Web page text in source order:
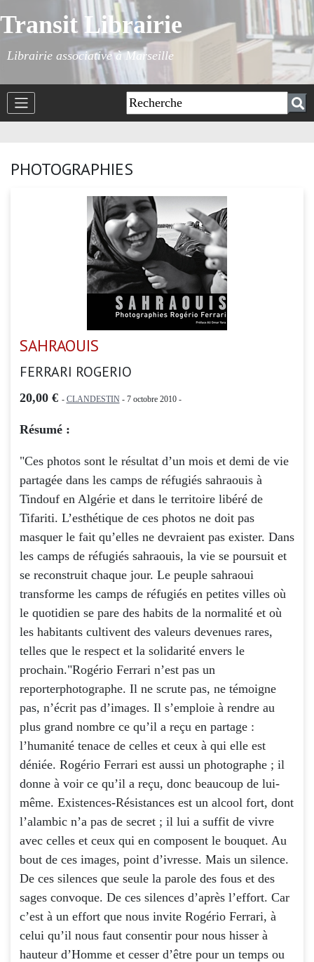
Transit Librairie
Librairie associative à Marseille
PHOTOGRAPHIES
SAHRAOUIS
FERRARI ROGERIO
20,00 € - CLANDESTIN- 7 octobre 2010 -
Résumé :
"Ces photos sont le résultat d’un mois et demi de vie
partagée dans les camps de réfugiés sahraouis à
Tindouf en Algérie et dans le territoire libéré de
Tifariti. L’esthétique de ces photos ne doit pas
masquer le fait qu’elles ne devraient pas exister. Dans
les camps de réfugiés sahraouis, la vie se poursuit et
se reconstruit chaque jour. Le peuple sahraoui
transforme les camps de réfugiés en petites villes où
le quotidien se pare des habits de la normalité et où
les habitants cultivent des valeurs devenues rares,
telles que le respect et la solidarité envers le
prochain."Rogério Ferrari n’est pas un
reporterphotographe. Il ne scrute pas, ne témoigne
pas, n’écrit pas d’images. Il s’emploie à rendre au
plus grand nombre ce qu’il a reçu en partage :
l’humanité tenace de celles et ceux à qui elle est
déniée. Rogério Ferrari est aussi un photographe ; il
donne à voir ce qu’il a reçu, donc beaucoup de lui-
même. Existences-Résistances est un alcool fort, dont
l’alambic n’a pas de secret ; il lui a suffit de vivre
avec celles et ceux qui en composent le bouquet. Au
bout de ces images, point d’ivresse. Mais un silence.
De ces silences que seule la parole des fous et des
sages convoque. De ces silences d’après l’effort. Car
c’est à un effort que nous invite Rogério Ferrari, à
celui qu’il nous faut consentir pour nous hisser à
hauteur d’Homme et cesser d’être pour un temps ou